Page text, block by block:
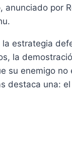
anunciado por
estrategia
la
su enemigo
destaca una: